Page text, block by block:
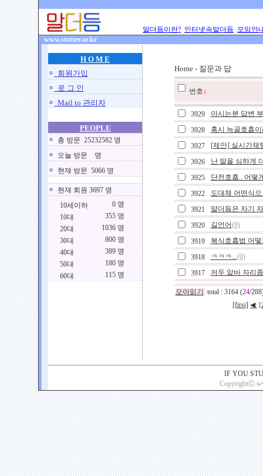
말더듬이란? 인터넷속말더듬 모임안
www.stutter.or.kr
H O M E
회원가입
로 그 인
Mail to 관리자
PEOPLE
총 방문 25232582 명
오늘 방문 명
현재 방문 5066 명
현재 회원 3697 명
10세이하
0 명
10대
355 명
20대
1036 명
30대
800 명
40대
389 명
50대
180 명
60대
115 명
Home - 질문과 답
번호↓
3929
아시는분 답변
3928
혹시 늑골호흡
3927
[제안] 실시간채
3926
난 말을 심하게
3925
단전호흡.. 어떻
3922
도대체 어떤식
3921
말더듬은 자기
3920
길언어(9)
3919
복식호흡법 어
3918
ㅋㅋㅋ...(0)
3917
저두 알바 자리
모아읽기 total : 3164 (24/
[first] ◀
IF YOU
Copyrightⓒ